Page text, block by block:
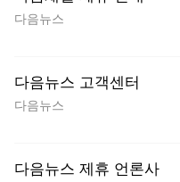
다음뉴스
다음뉴스 고객센터
다음뉴스
다음뉴스 제휴 언론사